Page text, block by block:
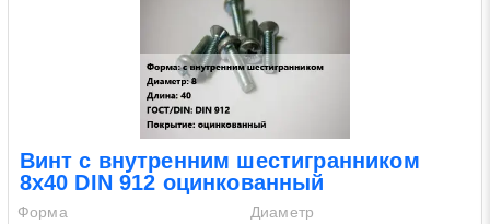
Винт с внутренним шестигранником
8х40 DIN 912 оцинкованный
Форма
Диаметр